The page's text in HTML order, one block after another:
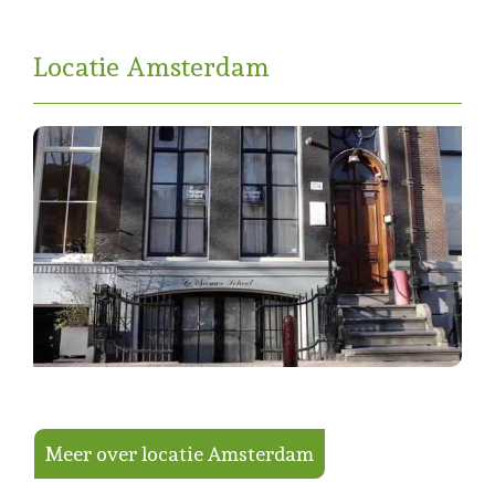
Locatie Amsterdam
Meer over locatie Amsterdam